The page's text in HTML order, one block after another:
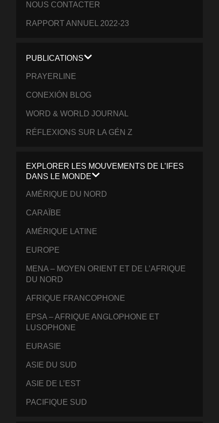
NOUS CONTACTER
RAPPORT ANNUEL 2022-23
PUBLICATIONS
PRAYERLINE
CONEXIÓN BLOG
WORD & WORLD JOURNAL
RÉFLEXIONS SUR LA GÉN Z
EXPLORER LES MOUVEMENTS DE L’IFES
DANS LE MONDE
AMÉRIQUE DU NORD
CARAÏBE
AMÉRIQUE LATINE
EUROPE
MENA – MOYEN ORIENT ET DE L’AFRIQUE
DU NORD
AFRIQUE FRANCOPHONE
EPSA – AFRIQUE ANGLOPHONE ET
LUSOPHONE
EURASIE
ASIE DU SUD
ASIE DE L’EST
PACIFIQUE SUD